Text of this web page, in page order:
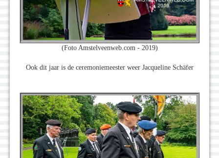
(Foto Amstelveenweb.com - 2019)
Ook dit jaar is de ceremoniemeester weer Jacqueline Schäfer